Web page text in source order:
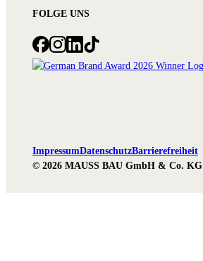
FOLGE UNS
ImpressumDatenschutzBarrierefreiheit
© 2026 MAUSS BAU GmbH & Co. KG